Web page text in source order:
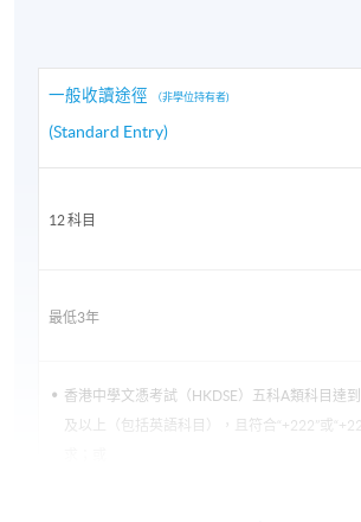
香港大學專業進修學院和倫敦大學的
畢業生分享 (https://youtu.be/
一般收讀途徑 （非學位持有者)
(Standard Entry)
12 科目
最低3年
香港中學文憑考試（HKDSE）五科A類科目達
及以上（包括英語科目），且符合“+222”或